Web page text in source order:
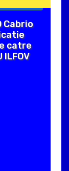
Cabrio
catre